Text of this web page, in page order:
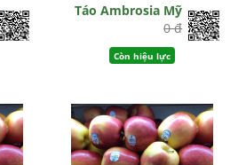
Táo Ambrosia Mỹ
0 đ
Còn hiệu lực